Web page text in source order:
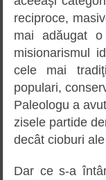
reciproce,
mai adăugat
misionarismul
cele mai
populari,
Paleologu a
zisele partide
decât cioburi
Dar ce s-a